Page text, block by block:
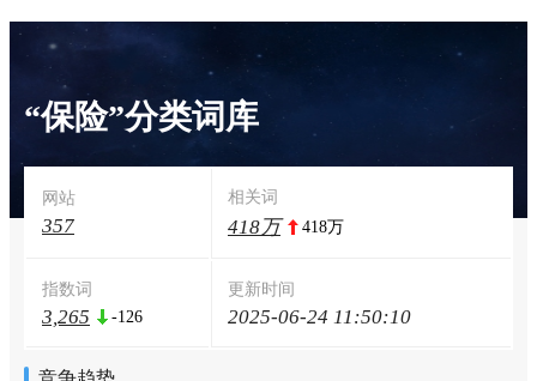
“保险”分类词库
网站
357
相关词
418万 418万
指数词
3,265 -126
更新时间
2025-06-24 11:50:10